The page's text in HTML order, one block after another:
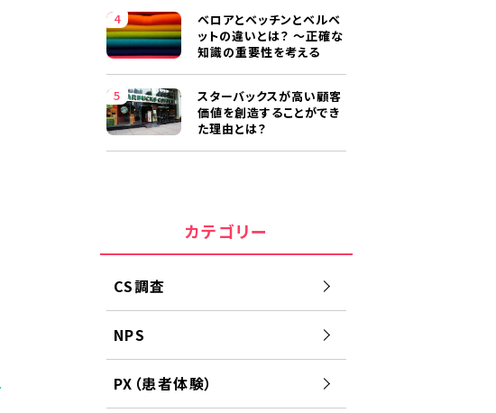
ベロアとベッチンとベルベ
ットの違いとは？ ～正確な
知識の重要性を考える
スターバックスが高い顧客
価値を創造することができ
た理由とは？
カテゴリー
CS調査
NPS
PX（患者体験）